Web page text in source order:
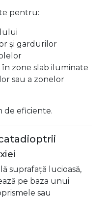
pentru:
și gardurilor
zone slab iluminate
sau a zonelor
de eficiente.
suprafață lucioasă,
pe baza unui
sau